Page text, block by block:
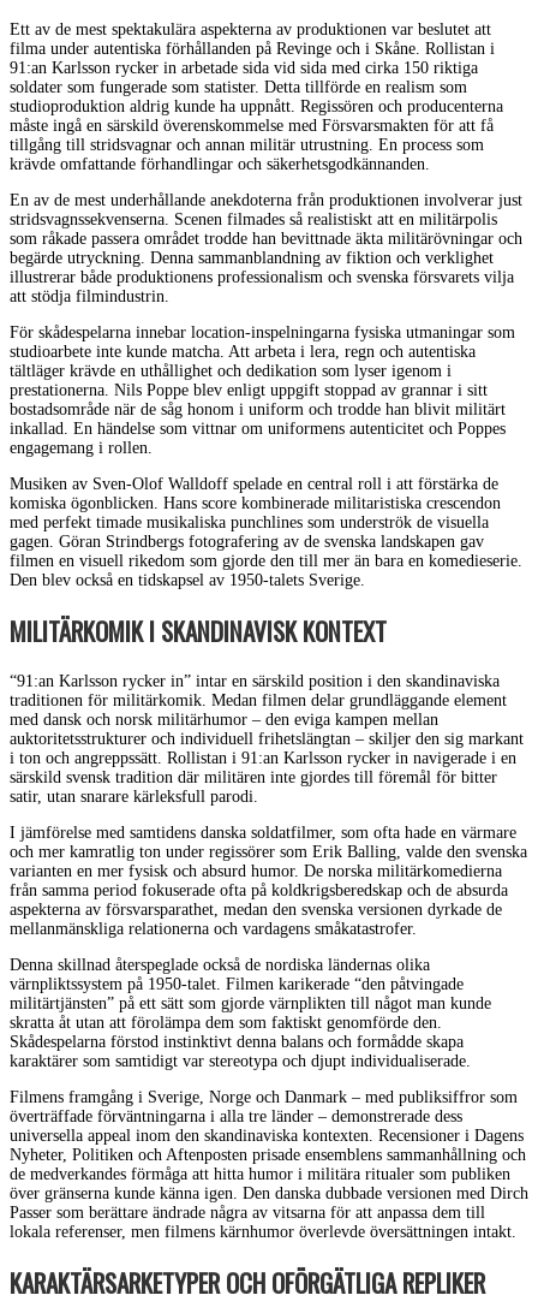
Ett av de mest spektakulära aspekterna av produktionen var beslutet att
filma under autentiska förhållanden på Revinge och i Skåne. Rollistan i
91:an Karlsson rycker in arbetade sida vid sida med cirka 150 riktiga
soldater som fungerade som statister. Detta tillförde en realism som
studioproduktion aldrig kunde ha uppnått. Regissören och producenterna
måste ingå en särskild överenskommelse med Försvarsmakten för att få
tillgång till stridsvagnar och annan militär utrustning. En process som
krävde omfattande förhandlingar och säkerhetsgodkännanden.
En av de mest underhållande anekdoterna från produktionen involverar just
stridsvagnssekvenserna. Scenen filmades så realistiskt att en militärpolis
som råkade passera området trodde han bevittnade äkta militärövningar och
begärde utryckning. Denna sammanblandning av fiktion och verklighet
illustrerar både produktionens professionalism och svenska försvarets vilja
att stödja filmindustrin.
För skådespelarna innebar location-inspelningarna fysiska utmaningar som
studioarbete inte kunde matcha. Att arbeta i lera, regn och autentiska
tältläger krävde en uthållighet och dedikation som lyser igenom i
prestationerna. Nils Poppe blev enligt uppgift stoppad av grannar i sitt
bostadsområde när de såg honom i uniform och trodde han blivit militärt
inkallad. En händelse som vittnar om uniformens autenticitet och Poppes
engagemang i rollen.
Musiken av Sven-Olof Walldoff spelade en central roll i att förstärka de
komiska ögonblicken. Hans score kombinerade militaristiska crescendon
med perfekt timade musikaliska punchlines som underströk de visuella
gagen. Göran Strindbergs fotografering av de svenska landskapen gav
filmen en visuell rikedom som gjorde den till mer än bara en komedieserie.
Den blev också en tidskapsel av 1950-talets Sverige.
MILITÄRKOMIK I SKANDINAVISK KONTEXT
“91:an Karlsson rycker in” intar en särskild position i den skandinaviska
traditionen för militärkomik. Medan filmen delar grundläggande element
med dansk och norsk militärhumor – den eviga kampen mellan
auktoritetsstrukturer och individuell frihetslängtan – skiljer den sig markant
i ton och angreppssätt. Rollistan i 91:an Karlsson rycker in navigerade i en
särskild svensk tradition där militären inte gjordes till föremål för bitter
satir, utan snarare kärleksfull parodi.
I jämförelse med samtidens danska soldatfilmer, som ofta hade en värmare
och mer kamratlig ton under regissörer som Erik Balling, valde den svenska
varianten en mer fysisk och absurd humor. De norska militärkomedierna
från samma period fokuserade ofta på koldkrigsberedskap och de absurda
aspekterna av försvarsparathet, medan den svenska versionen dyrkade de
mellanmänskliga relationerna och vardagens småkatastrofer.
Denna skillnad återspeglade också de nordiska ländernas olika
värnpliktssystem på 1950-talet. Filmen karikerade “den påtvingade
militärtjänsten” på ett sätt som gjorde värnplikten till något man kunde
skratta åt utan att förolämpa dem som faktiskt genomförde den.
Skådespelarna förstod instinktivt denna balans och formådde skapa
karaktärer som samtidigt var stereotypa och djupt individualiserade.
Filmens framgång i Sverige, Norge och Danmark – med publiksiffror som
överträffade förväntningarna i alla tre länder – demonstrerade dess
universella appeal inom den skandinaviska kontexten. Recensioner i Dagens
Nyheter, Politiken och Aftenposten prisade ensemblens sammanhållning och
de medverkandes förmåga att hitta humor i militära ritualer som publiken
över gränserna kunde känna igen. Den danska dubbade versionen med Dirch
Passer som berättare ändrade några av vitsarna för att anpassa dem till
lokala referenser, men filmens kärnhumor överlevde översättningen intakt.
KARAKTÄRSARKETYPER OCH OFÖRGÄTLIGA REPLIKER